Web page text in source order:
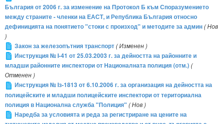
България от 2006 г. за изменение на Протокол Б към Споразумението
между страните - членки на ЕАСТ, и Република България относно
дефиницията на понятието "стоки с произход" и методите за админ( Нов
)
Закон за железопътния транспорт( Изменен )
Инструкция № I-41 от 25.03.2003 г. за дейността на районните и
младши районните инспектори от Националната полиция (отм.)(
Отменен )
Инструкция № Iз-1813 от 6.10.2006 г. за организация на дейността на
полицейските и младши полицейските инспектори от териториална
полиция в Национална служба "Полиция" ( Нов )
Наредба за условията и реда за регистриране на цените на